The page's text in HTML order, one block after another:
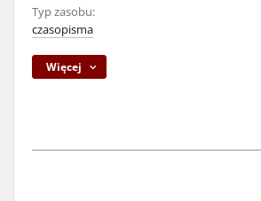
Typ zasobu:
czasopisma
Więcej